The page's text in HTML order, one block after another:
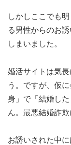
しかしここでも
る男性からのお
しまいました。
婚活サイトは気
う。ですが、仮
身」で「結婚し
ん。最悪結婚詐
お誘いされた中